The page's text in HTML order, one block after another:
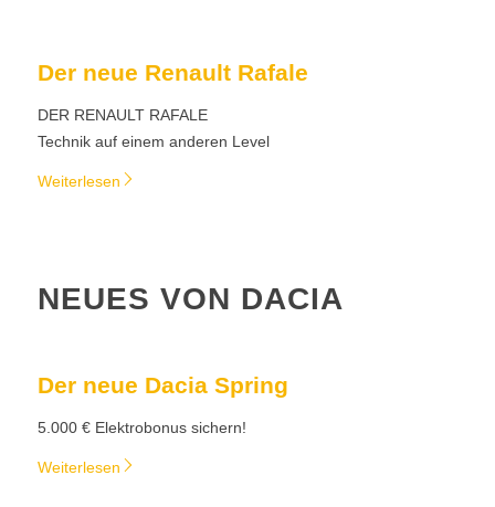
Der neue Renault Rafale
DER RENAULT RAFALE
Technik auf einem anderen Level
Weiterlesen
NEUES VON DACIA
Der neue Dacia Spring
5.000 € Elektrobonus sichern!
Weiterlesen